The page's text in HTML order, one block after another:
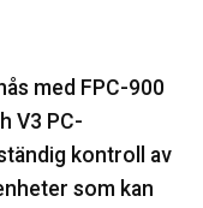
med FPC-900
V3 PC-
kontroll av
som kan